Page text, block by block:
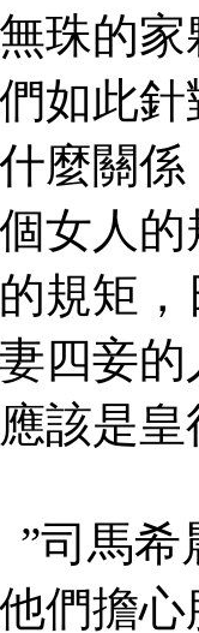
珠的
如此
麼關
女人
規矩
四妾
該是
司馬希
們擔